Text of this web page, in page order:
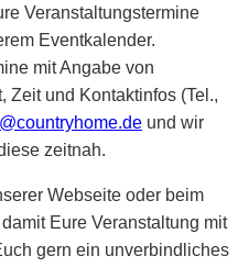
Veranstaltungstermine
Eventkalender.
mit Angabe von
Zeit und Kontaktinfos (Tel.,
und wir
zeitnah.
Webseite oder beim
Eure Veranstaltung mit
gern ein unverbindliches